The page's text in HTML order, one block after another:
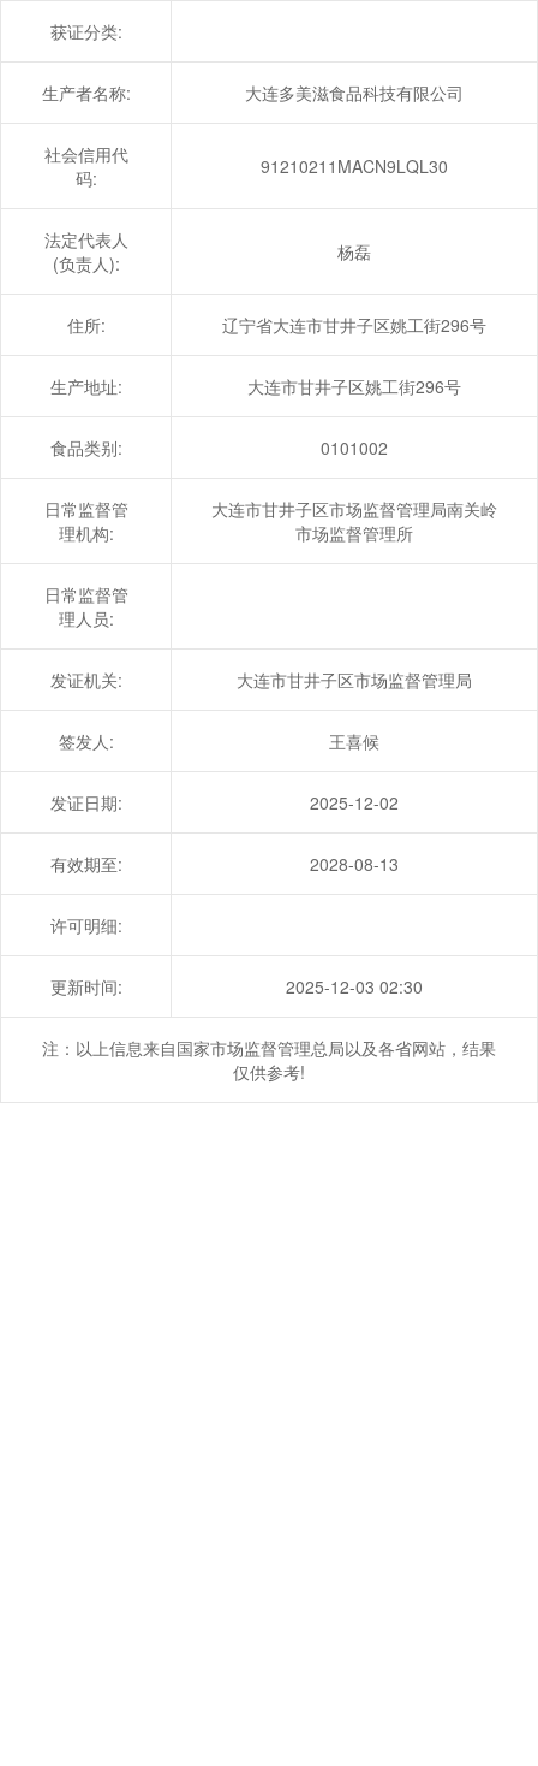
获证分类:
生产者名称: 大连多美滋食品科技有限公司
社会信用代
码:
91210211MACN9LQL30
法定代表人
(负责人):
杨磊
住所: 辽宁省大连市甘井子区姚工街296号
生产地址: 大连市甘井子区姚工街296号
食品类别: 0101002
日常监督管
理机构:
大连市甘井子区市场监督管理局南关岭
市场监督管理所
日常监督管
理人员:
发证机关: 大连市甘井子区市场监督管理局
签发人: 王喜候
发证日期: 2025-12-02
有效期至: 2028-08-13
许可明细:
更新时间: 2025-12-03 02:30
注：以上信息来自国家市场监督管理总局以及各省网站，结果
仅供参考!